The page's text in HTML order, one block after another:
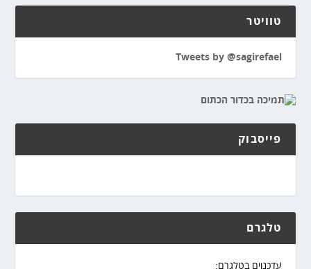
טוויטר
Tweets by @sagirefael
פייסבוק
טלגרם
עדכנוים בטלגרם: